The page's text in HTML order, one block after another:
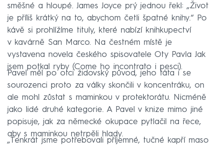
směšné a hloupé. James Joyce prý jednou řekl: „Život
je příliš krátký na to, abychom četli špatné knihy.“ Po
kávě si prohlížíme tituly, které nabízí knihkupectví
v kavárně San Marco. Na čestném místě je
vystavena novela českého spisovatele Oty Pavla Jak
jsem potkal ryby (Come ho incontrato i pesci).
Pavel měl po otci židovský původ, jeho táta i se
sourozenci proto za války skončili v koncentráku, on
ale mohl zůstat s maminkou v protektorátu. Nicméně
jako lidé druhé kategorie. A Pavel v knize mimo jiné
popisuje, jak za německé okupace pytlačil na řece,
aby s maminkou netrpěli hlady.
„Tenkrát jsme potřebovali příjemné, tučné kapří maso